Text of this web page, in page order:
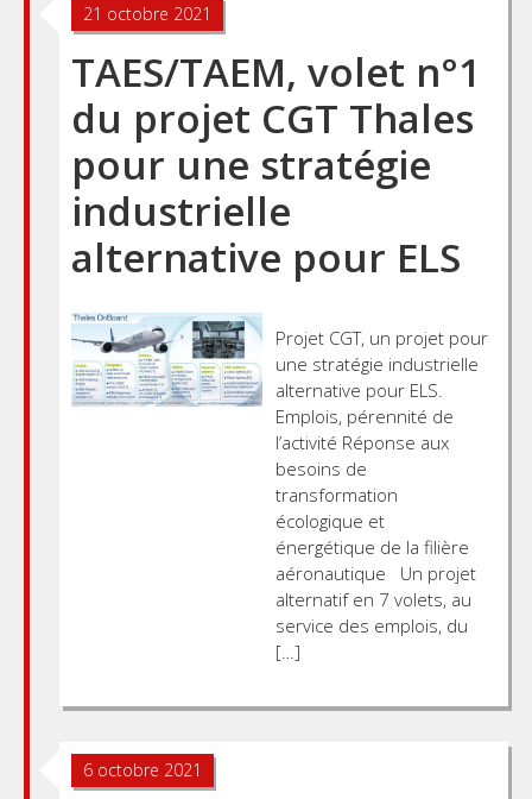
21 octobre 2021
TAES/TAEM, volet n°1
du projet CGT Thales
pour une stratégie
industrielle
alternative pour ELS
Projet CGT, un projet pour
une stratégie industrielle
alternative pour ELS.
Emplois, pérennité de
l’activité Réponse aux
besoins de
transformation
écologique et
énergétique de la filière
aéronautique Un projet
alternatif en 7 volets, au
service des emplois, du
[…]
6 octobre 2021